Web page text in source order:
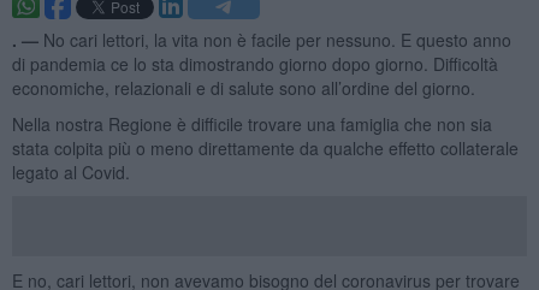
. — No cari lettori, la vita non è facile per nessuno. E questo anno
di pandemia ce lo sta dimostrando giorno dopo giorno. Difficoltà
economiche, relazionali e di salute sono all’ordine del giorno.
Nella nostra Regione è difficile trovare una famiglia che non sia
stata colpita più o meno direttamente da qualche effetto collaterale
legato al Covid.
E no, cari lettori, non avevamo bisogno del coronavirus per trovare